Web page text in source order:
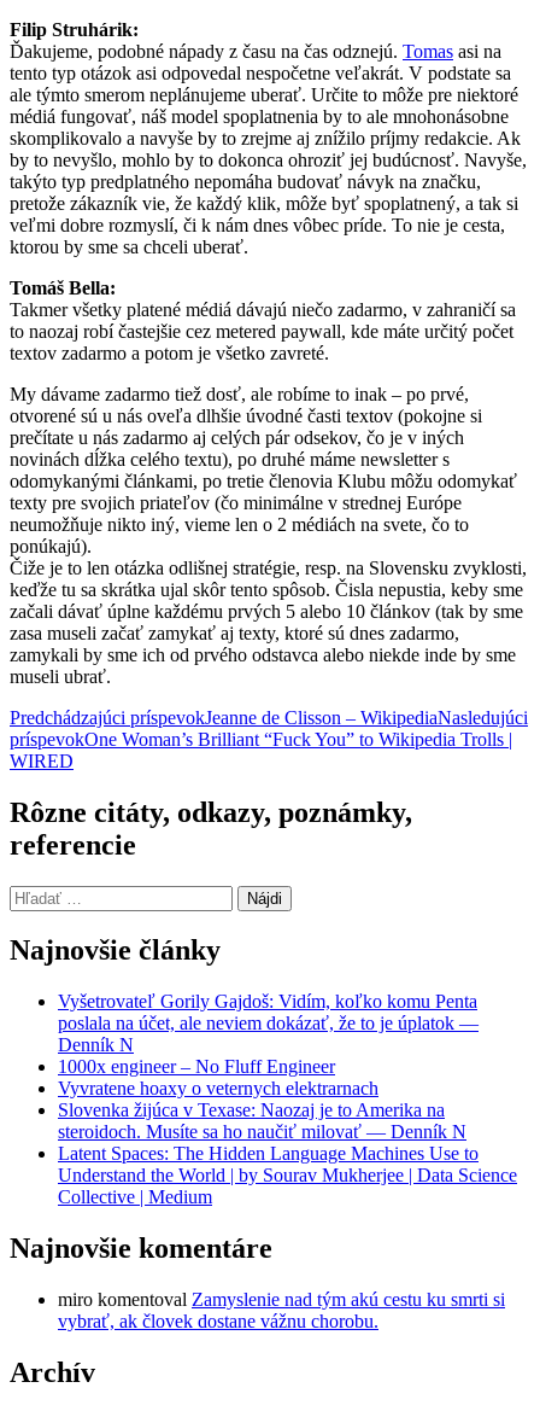
Filip Struhárik:
Ďakujeme, podobné nápady z času na čas odznejú. Tomas asi na
tento typ otázok asi odpovedal nespočetne veľakrát. V podstate sa
ale týmto smerom neplánujeme uberať. Určite to môže pre niektoré
médiá fungovať, náš model spoplatnenia by to ale mnohonásobne
skomplikovalo a navyše by to zrejme aj znížilo príjmy redakcie. Ak
by to nevyšlo, mohlo by to dokonca ohroziť jej budúcnosť. Navyše,
takýto typ predplatného nepomáha budovať návyk na značku,
pretože zákazník vie, že každý klik, môže byť spoplatnený, a tak si
veľmi dobre rozmyslí, či k nám dnes vôbec príde. To nie je cesta,
ktorou by sme sa chceli uberať.
Tomáš Bella:
Takmer všetky platené médiá dávajú niečo zadarmo, v zahraničí sa
to naozaj robí častejšie cez metered paywall, kde máte určitý počet
textov zadarmo a potom je všetko zavreté.
My dávame zadarmo tiež dosť, ale robíme to inak – po prvé,
otvorené sú u nás oveľa dlhšie úvodné časti textov (pokojne si
prečítate u nás zadarmo aj celých pár odsekov, čo je v iných
novinách dĺžka celého textu), po druhé máme newsletter s
odomykanými článkami, po tretie členovia Klubu môžu odomykať
texty pre svojich priateľov (čo minimálne v strednej Európe
neumožňuje nikto iný, vieme len o 2 médiách na svete, čo to
ponúkajú).
Čiže je to len otázka odlišnej stratégie, resp. na Slovensku zvyklosti,
keďže tu sa skrátka ujal skôr tento spôsob. Čisla nepustia, keby sme
začali dávať úplne každému prvých 5 alebo 10 článkov (tak by sme
zasa museli začať zamykať aj texty, ktoré sú dnes zadarmo,
zamykali by sme ich od prvého odstavca alebo niekde inde by sme
museli ubrať.
Navigácia
článkami
Predchádzajúci príspevokJeanne de Clisson – WikipediaNasledujúci
príspevokOne Woman’s Brilliant “Fuck You” to Wikipedia Trolls |
WIRED
Rôzne citáty, odkazy, poznámky,
referencie
Hľadať:
Najnovšie články
Vyšetrovateľ Gorily Gajdoš: Vidím, koľko komu Penta
poslala na účet, ale neviem dokázať, že to je úplatok —
Denník N
1000x engineer – No Fluff Engineer
Vyvratene hoaxy o veternych elektrarnach
Slovenka žijúca v Texase: Naozaj je to Amerika na
steroidoch. Musíte sa ho naučiť milovať — Denník N
Latent Spaces: The Hidden Language Machines Use to
Understand the World | by Sourav Mukherjee | Data Science
Collective | Medium
Najnovšie komentáre
miro komentoval Zamyslenie nad tým akú cestu ku smrti si
vybrať, ak človek dostane vážnu chorobu.
Archív